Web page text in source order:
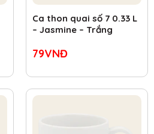
Ca thon quai số 7 0.33 L
– Jasmine – Trắng
79VNĐ